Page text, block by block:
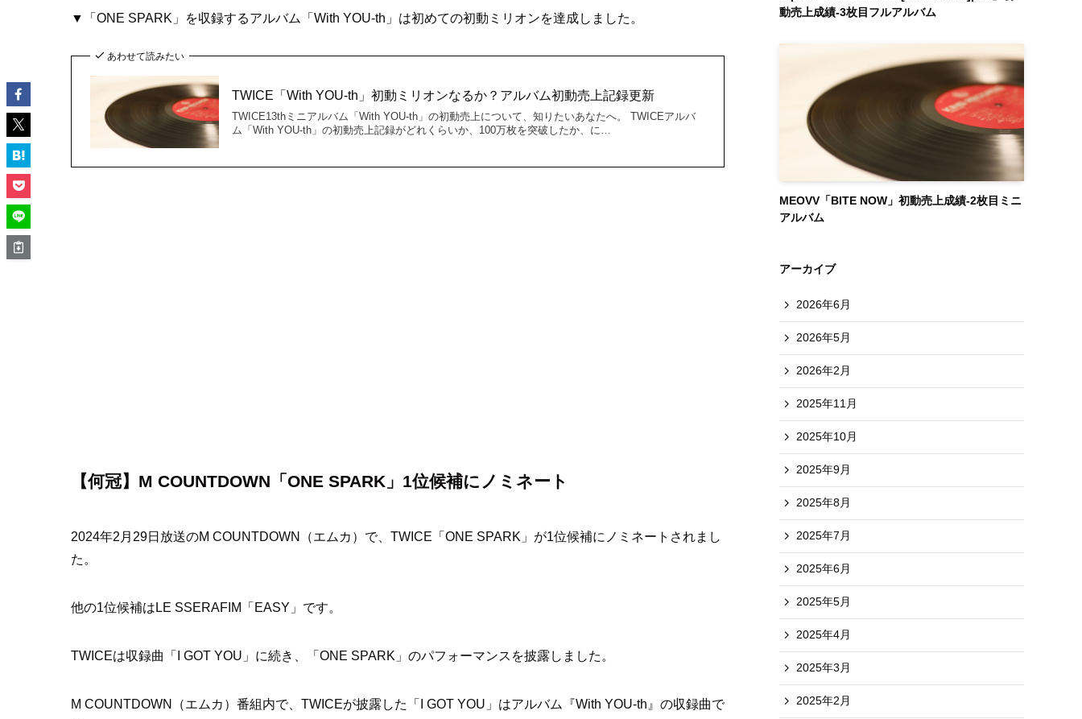
▼「ONE SPARK」を収録するアルバム「With YOU-th」は初めての初動ミリオンを達成しました。
あわせて読みたい
TWICE「With YOU-th」初動ミリオンなるか？アルバム初動売上記録更新
TWICE13thミニアルバム「With YOU-th」の初動売上について、知りたいあなたへ。 TWICEアルバ
ム「With YOU-th」の初動売上記録がどれくらいか、100万枚を突破したか、に…
【何冠】M COUNTDOWN「ONE SPARK」1位候補にノミネート
2024年2月29日放送のM COUNTDOWN（エムカ）で、TWICE「ONE SPARK」が1位候補にノミネートされまし
た。
他の1位候補はLE SSERAFIM「EASY」です。
TWICEは収録曲「I GOT YOU」に続き、「ONE SPARK」のパフォーマンスを披露しました。
M COUNTDOWN（エムカ）番組内で、TWICEが披露した「I GOT YOU」はアルバム『With YOU-th』の収録曲で
動売上成績-3枚目フルアルバム
MEOVV「BITE NOW」初動売上成績-2枚目ミニ
アルバム
アーカイブ
2026年6月
2026年5月
2026年2月
2025年11月
2025年10月
2025年9月
2025年8月
2025年7月
2025年6月
2025年5月
2025年4月
2025年3月
2025年2月